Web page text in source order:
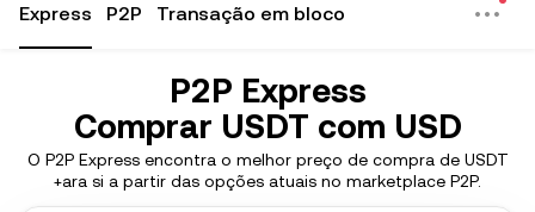
Express P2P Transação em bloco
P2P Express
Comprar USDT com USD
O P2P Express encontra o melhor preço de compra de USDT
+ara si a partir das opções atuais no marketplace P2P.